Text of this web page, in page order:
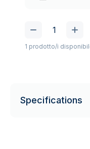
1 prodotto/i
Specifications